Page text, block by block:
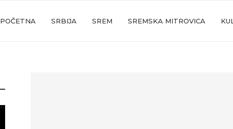
POČETNA SRBIJA SREM SREMSKA MITROVICA